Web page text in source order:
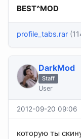
BEST^MOD
profile_tabs.rar
DarkMod
Staff
User
2012-09-20 09:06
которую ты